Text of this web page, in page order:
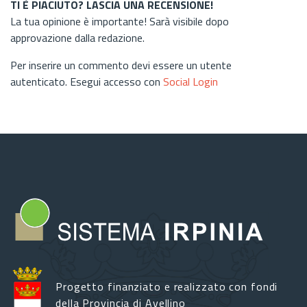
TI È PIACIUTO? LASCIA UNA RECENSIONE!
La tua opinione è importante! Sarà visibile dopo
approvazione dalla redazione.
Per inserire un commento devi essere un utente
autenticato. Esegui accesso con Social Login
Progetto finanziato e realizzato con fondi
della Provincia di Avellino